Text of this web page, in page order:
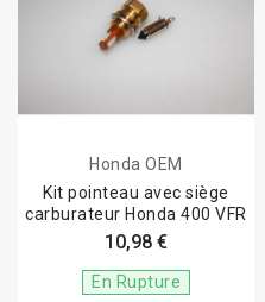
Honda OEM
Kit pointeau avec siège
carburateur Honda 400 VFR
10,98 €
En Rupture